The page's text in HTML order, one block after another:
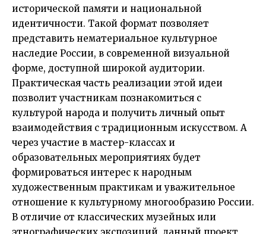
исторической памяти и национальной
идентичности. Такой формат позволяет
представить нематериальное культурное
наследие России, в современной визуальной
форме, доступной широкой аудитории.
Практическая часть реaлизaции этой идеи
позволит участникам познакомиться с
культурой народа и получить личный опыт
взаимодействия с традиционным искусством. A
через участие в мастер-классах и
образовательных мероприятиях будет
формироваться интерес к народным
художественным практикам и уважительное
отношение к культурному многообразию России.
В отличие от классических музейных или